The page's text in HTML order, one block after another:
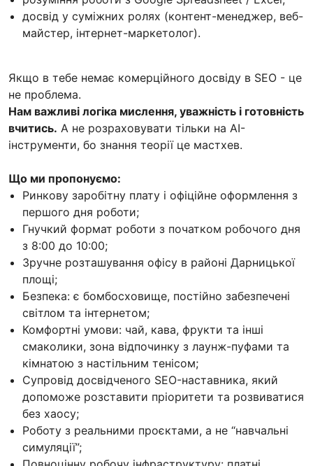
досвід у суміжних ролях (контент-менеджер, веб-
майстер, інтернет-маркетолог).
Якщо в тебе немає комерційного досвіду в SEO - це
не проблема.
Нам важливі логіка мислення, уважність і готовність
вчитись. А не розраховувати тільки на AI-
інструменти, бо знання теорії це мастхев.
Що ми пропонуємо:
Ринкову заробітну плату і офіційне оформлення з
першого дня роботи;
Гнучкий формат роботи з початком робочого дня
з 8:00 до 10:00;
Зручне розташування офісу в районі Дарницької
площі;
Безпека: є бомбосховище, постійно забезпечені
світлом та інтернетом;
Комфортні умови: чай, кава, фрукти та інші
смаколики, зона відпочинку з лаунж-пуфами та
кімнатою з настільним тенісом;
Супровід досвідченого SEO-наставника, який
допоможе розставити пріоритети та розвиватися
без хаосу;
Роботу з реальними проєктами, а не “навчальні
симуляції”;